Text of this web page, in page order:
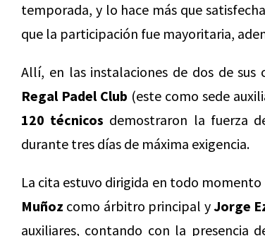
temporada, y lo hace más que
que la participación fue mayoritaria,
Allí, en las instalaciones de dos de sus
Regal Padel Club (este como sede
120 técnicos demostraron la fuerza
durante tres días de máxima exigencia.
La cita estuvo dirigida en todo
Muñoz como árbitro principal yJorge
auxiliares, contando con la presencia